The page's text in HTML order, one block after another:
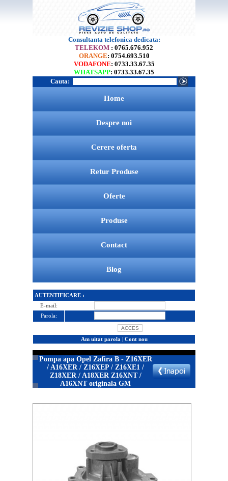
Consultanta telefonica dedicata:
TELEKOM : 0765.676.952
ORANGE: 0754.693.510
VODAFONE: 0733.33.67.35
WHATSAPP: 0733.33.67.35
Cauta:
Home
Despre noi
Cerere oferta
Retur Produse
Oferte
Produse
Contact
Blog
AUTENTIFICARE :
E-mail:
Parola:
Am uitat parola | Cont nou
Pompa apa Opel Zafira B - Z16XER
/ A16XER / Z16XEP / Z16XE1 /
Z18XER / A18XER Z16XNT /
A16XNT originala GM